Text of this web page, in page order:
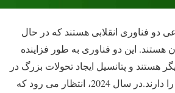
فناوری انقلابی هستند که در حال
هستند. این دو فناوری به طور فزاینده
هستند و پتانسیل ایجاد تحولات بزرگ در
طیف وسیعی از صنایع را دارند.در سال 2024، انتظار می رود که